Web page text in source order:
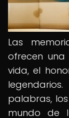
Las
ofrecen una
vida, el
palabras,
mundo de